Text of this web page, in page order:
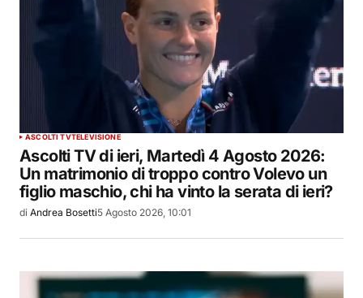
ASCOLTI TVTELEVISIONE
Ascolti TV di ieri, Martedì 4 Agosto 2026:
Un matrimonio di troppo contro Volevo un
figlio maschio, chi ha vinto la serata di ieri?
di Andrea Bosetti5 Agosto 2026, 10:01